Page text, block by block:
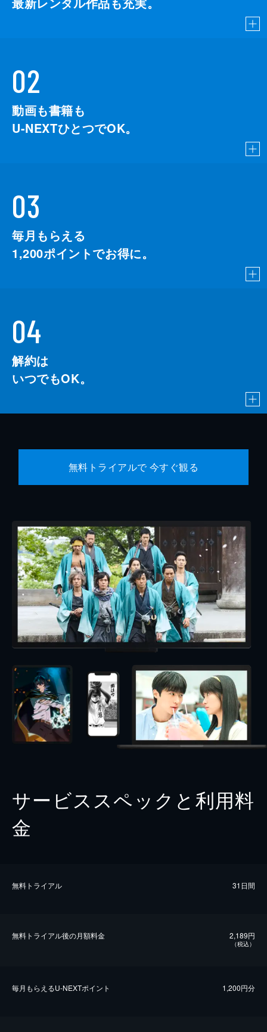
02
動画も書籍も
U-NEXTひとつでOK。
03
毎月もらえる
1,200ポイントでお得に。
04
解約は
いつでもOK。
無料トライアルで 今すぐ観る
サービススペックと利用料
金
無料トライアル 31日間
無料トライアル後の⽉額料金 2,189円
（税込）
毎⽉もらえるU-NEXTポイント 1,200円分